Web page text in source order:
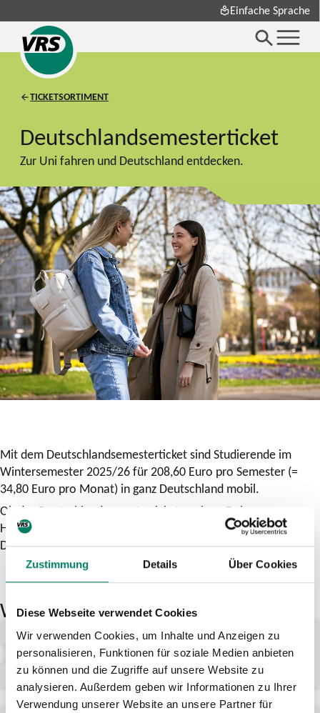
Zustimmung Details Über Cookies
Diese Webseite verwendet Cookies
Wir verwenden Cookies, um Inhalte und Anzeigen zu
personalisieren, Funktionen für soziale Medien anbieten
zu können und die Zugriffe auf unsere Website zu
analysieren. Außerdem geben wir Informationen zu Ihrer
Verwendung unserer Website an unsere Partner für
Einfache Sprache
TICKETSORTIMENT
Deutschlandsemesterticket
Zur Uni fahren und Deutschland entdecken.
Mit dem Deutschlandsemesterticket sind Studierende im
Wintersemester 2025/26 für 208,60 Euro pro Semester (=
34,80 Euro pro Monat) in ganz Deutschland mobil.
Ob das Deutschlandsemesterticket auch an Deiner
Hochschule angeboten wird, hängt von der Entscheidung
Deiner Hochschule ab.
Weitere Tickets für Studierende
SemesterTicket
Dein Studierendenausweis wird zum
SemesterTicket – für 180 Euro pro Semester.